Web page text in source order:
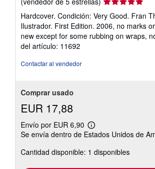
del
vendedor:
5
de
Hardcover. Condición: Very Good. Fran
Ilustrador. First Edition. 2006, no marks
new except for some rubbing on wraps,
del artículo: 11692
Contactar al vendedor
Comprar usado
EUR 17,88
Envío por EUR 6,90
Más
información
las
tarifas
Se envía dentro de Estados Unidos de
Cantidad disponible: 1 disponibles